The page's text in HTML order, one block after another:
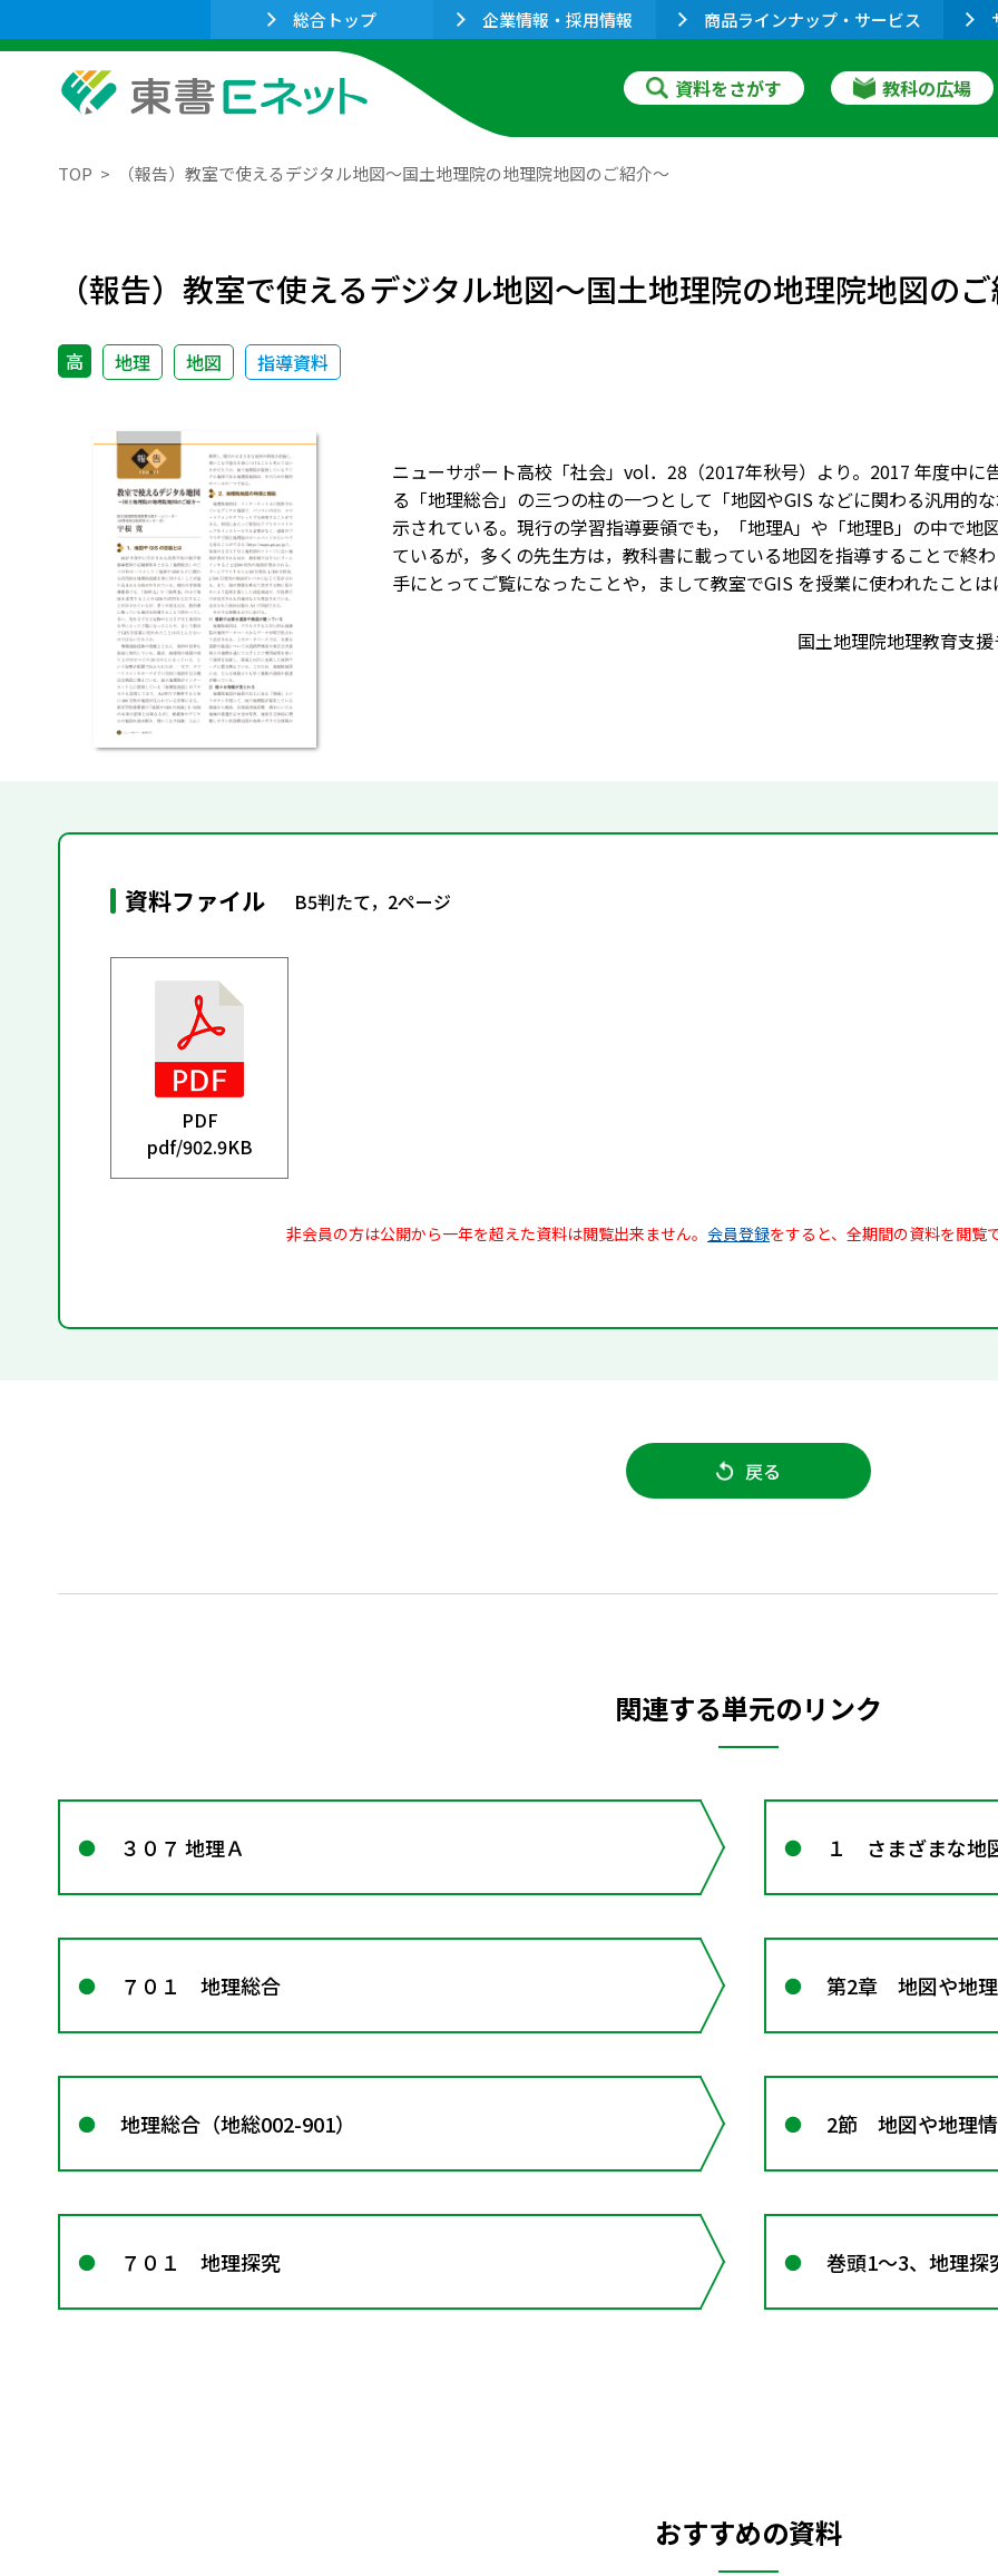
総合トップ 企業情報・採用情報 商品ラインナップ・サービス
資料をさがす 教科の広場
TOP （報告）教室で使えるデジタル地図～国土地理院の地理院地図のご紹介～
（報告）教室で使えるデジタル地図～国土地理院の地理院地図の
高 地理 地図 指導資料
ニューサポート高校「社会」vol．28（2017年秋号）より。2017 年度中
る「地理総合」の三つの柱の一つとして「地図やGIS などに関わる汎用的
示されている。現行の学習指導要領でも，「地理A」や「地理B」の中で
ているが，多くの先生方は，教科書に載っている地図を指導することで終
手にとってご覧になったことや，まして教室でGIS を授業に使われたことは
国土地理院地理教育支
資料ファイル B5判たて，2ページ
PDF
pdf/902.9KB
非会員の方は公開から一年を超えた資料は閲覧出来ません。 会員登録をすると、全期間の資料を閲覧
戻る
関連する単元のリンク
３０７ 地理Ａ １ さまざまな地
７０１ 地理総合 第2章 地図や地
地理総合（地総002-901） 2節 地図や地理
７０１ 地理探究 巻頭1～3、地理探
おすすめの資料